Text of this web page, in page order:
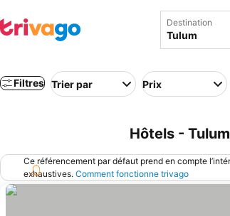
Destination
Filtres Trier par Prix
Hôtels -
Ce référencement par défaut prend en compte
exhaustives. Comment fonctionne trivago